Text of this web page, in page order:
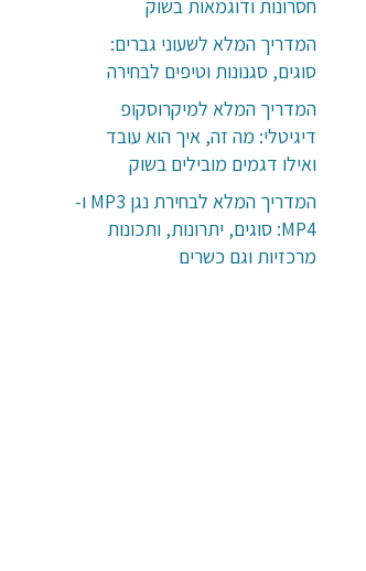
חסרונות ודוגמאות בשוק
המדריך המלא לשעוני גברים:
סוגים, סגנונות וטיפים לבחירה
המדריך המלא למיקרוסקופ
דיגיטלי: מה זה, איך הוא עובד
ואילו דגמים מובילים בשוק
המדריך המלא לבחירת נגן MP3 ו-
MP4: סוגים, יתרונות, ותכונות
מרכזיות וגם כשרים